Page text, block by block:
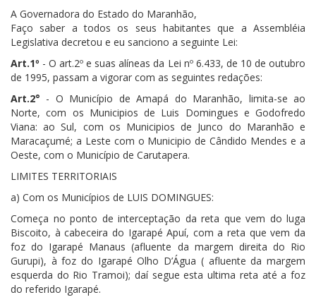
A Governadora do Estado do Maranhão,
Faço saber a todos os seus habitantes que a Assembléia
Legislativa decretou e eu sanciono a seguinte Lei:
Art.1º - O art.2º e suas alíneas da Lei nº 6.433, de 10 de outubro
de 1995, passam a vigorar com as seguintes redações:
Art.2° - O Município de Amapá do Maranhão, limita-se ao
Norte, com os Municipios de Luis Domingues e Godofredo
Viana: ao Sul, com os Municipios de Junco do Maranhão e
Maracaçumé; a Leste com o Municipio de Cândido Mendes e a
Oeste, com o Município de Carutapera.
LIMITES TERRITORIAIS
a) Com os Municípios de LUIS DOMINGUES:
Começa no ponto de interceptação da reta que vem do luga
Biscoito, à cabeceira do Igarapé Apuí, com a reta que vem da
foz do Igarapé Manaus (afluente da margem direita do Rio
Gurupi), à foz do Igarapé Olho D’Água ( afluente da margem
esquerda do Rio Tramoi); daí segue esta ultima reta até a foz
do referido Igarapé.